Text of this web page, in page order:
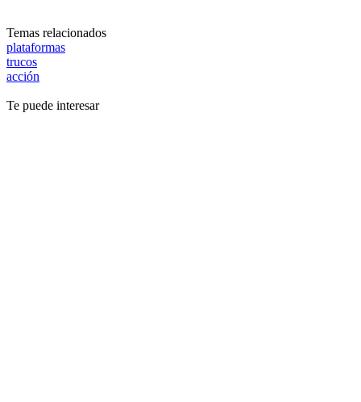
Temas relacionados
plataformas
trucos
acción
Te puede interesar